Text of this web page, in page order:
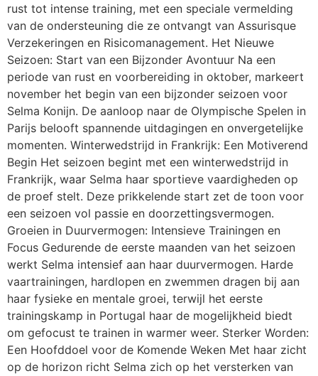
rust tot intense training, met een speciale vermelding
van de ondersteuning die ze ontvangt van Assurisque
Verzekeringen en Risicomanagement. Het Nieuwe
Seizoen: Start van een Bijzonder Avontuur Na een
periode van rust en voorbereiding in oktober, markeert
november het begin van een bijzonder seizoen voor
Selma Konijn. De aanloop naar de Olympische Spelen in
Parijs belooft spannende uitdagingen en onvergetelijke
momenten. Winterwedstrijd in Frankrijk: Een Motiverend
Begin Het seizoen begint met een winterwedstrijd in
Frankrijk, waar Selma haar sportieve vaardigheden op
de proef stelt. Deze prikkelende start zet de toon voor
een seizoen vol passie en doorzettingsvermogen.
Groeien in Duurvermogen: Intensieve Trainingen en
Focus Gedurende de eerste maanden van het seizoen
werkt Selma intensief aan haar duurvermogen. Harde
vaartrainingen, hardlopen en zwemmen dragen bij aan
haar fysieke en mentale groei, terwijl het eerste
trainingskamp in Portugal haar de mogelijkheid biedt
om gefocust te trainen in warmer weer. Sterker Worden:
Een Hoofddoel voor de Komende Weken Met haar zicht
op de horizon richt Selma zich op het versterken van